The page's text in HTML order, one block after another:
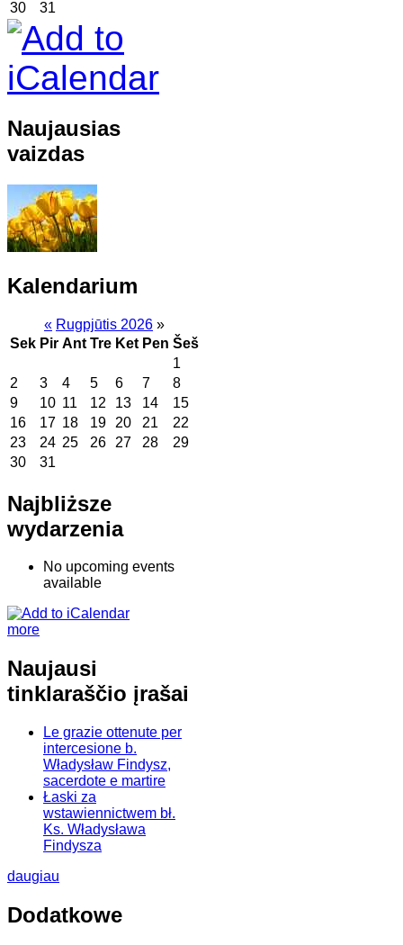
30 31
Naujausias
vaizdas
Kalendarium
« Rugpjūtis 2026 »
Sek Pir Ant Tre Ket Pen Šeš
1
2
3 4 5 6 7
8
9
10 11 12 13 14
15
16
17 18 19 20 21
22
23
24 25 26 27 28
29
30
31
Najbliższe
wydarzenia
No upcoming events
available
more
Naujausi
tinklaraščio įrašai
Le grazie ottenute per
intercesione b.
Władysław Findysz,
sacerdote e martire
Łaski za
wstawiennictwem bł.
Ks. Władysława
Findysza
daugiau
Dodatkowe